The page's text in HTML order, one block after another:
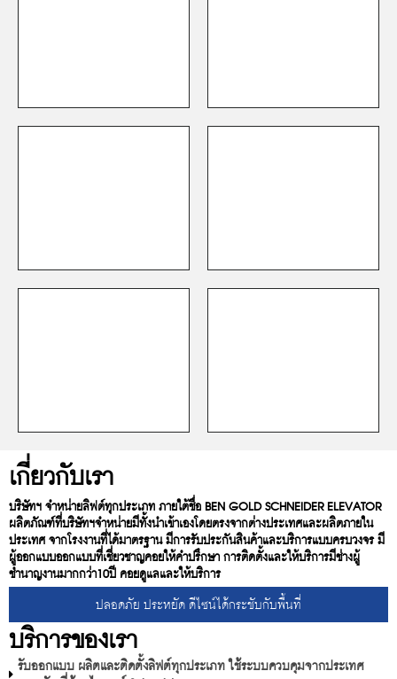
เกี่ยวกับเรา
บริษัทฯ จำหน่ายลิฟต์ทุกประเภท ภายใต้ชื่อ BEN GOLD SCHNEIDER ELEVATOR
ผลิตภัณฑ์ที่บริษัทฯจำหน่ายมีทั้งนำเข้าเองโดยตรงจากต่างประเทศและผลิตภายใน
ประเทศ จากโรงงานที่ได้มาตรฐาน มีการรับประกันสินค้าและบริการแบบครบวงจร มี
ผู้ออกแบบออกแบบที่เชี่ยวชาญคอยให้คำปรึกษา การติดตั้งและให้บริการมีช่างผู้
ชำนาญงานมากกว่า10ปี คอยดูแลและให้บริการ
ปลอดภัย ประหยัด ดีไซน์ได้กระชับกับพื้นที่
บริการของเรา
รับออกแบบ ผลิตและติดตั้งลิฟต์ทุกประเภท ใช้ระบบควบคุมจากประเทศ